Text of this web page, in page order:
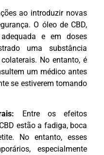
ao introduzir novas
O óleo de CBD,
e em doses
uma substância
No entanto, é
um médico antes
se estiverem tomando
Entre os efeitos
estão a fadiga, boca
No entanto, esses
especialmente